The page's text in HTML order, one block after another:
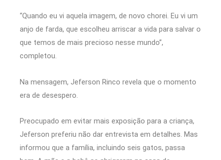
“Quando eu vi aquela imagem, de novo chorei. Eu vi um
anjo de farda, que escolheu arriscar a vida para salvar o
que temos de mais precioso nesse mundo”,
completou.
Na mensagem, Jeferson Rinco revela que o momento
era de desespero.
Preocupado em evitar mais exposição para a criança,
Jeferson preferiu não dar entrevista em detalhes. Mas
informou que a família, incluindo seis gatos, passa